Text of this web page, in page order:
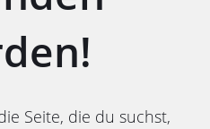
Seite, die du suchst,